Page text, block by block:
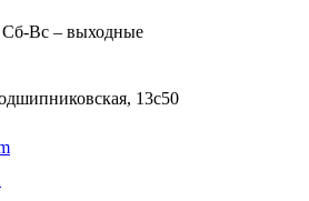
Вс – выходные
13с50